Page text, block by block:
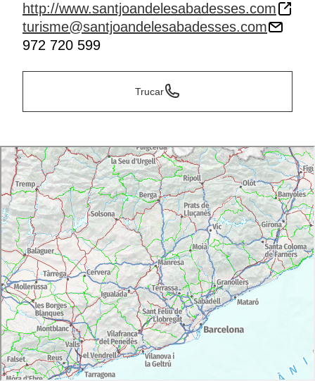
http://www.santjoandelesabadesses.com
turisme@santjoandelesabadesses.com
972 720 599
Trucar